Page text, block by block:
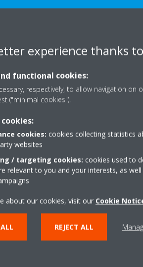
i rrjetit ndalon komunikimin me
Kur portëkalimi i rrjetit është
përkohësisht në ndërfaqen e
përkohësisht në ndërfaqen e
experience thanks to
functional cookies:
respectively, to allow navigation on
("minimal cookies").
cookies: cookies collecting statistics
websites
/ targeting cookies: cookies used to
relevant to you and your interests, as
about our cookies, visit our Cookie
REJECT ALL